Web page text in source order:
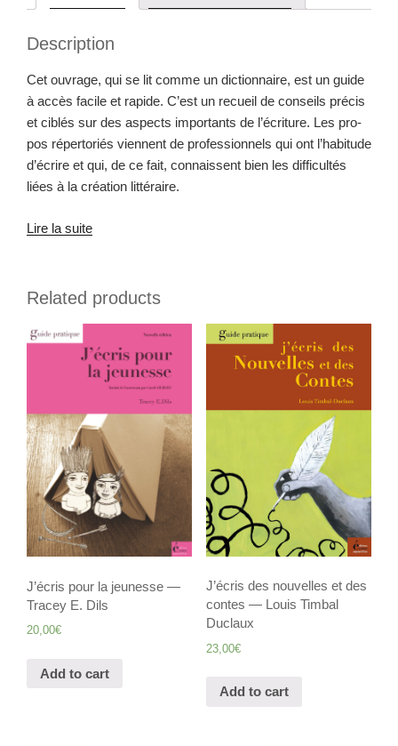
tiques
Ted
Oudan
quantity
Description
Cet ouvrage, qui se lit comme un dic­tio­n­naire, est un guide
à accès facile et rapi­de. C’est un recueil de con­seils pré­cis
et ciblés sur des aspects impor­tants de l’écriture. Les pro­
pos réper­toriés vien­nent de pro­fes­sion­nels qui ont l’habitude
d’écrire et qui, de ce fait, con­nais­sent bien les dif­fi­cultés
liées à la créa­tion littéraire.
Lire la suite
Related products
J’écris pour la jeunesse —
Tracey E. Dils
20,00€
Add to cart
J’écris des nouvelles et des
contes — Louis Timbal
Duclaux
23,00€
Add to cart